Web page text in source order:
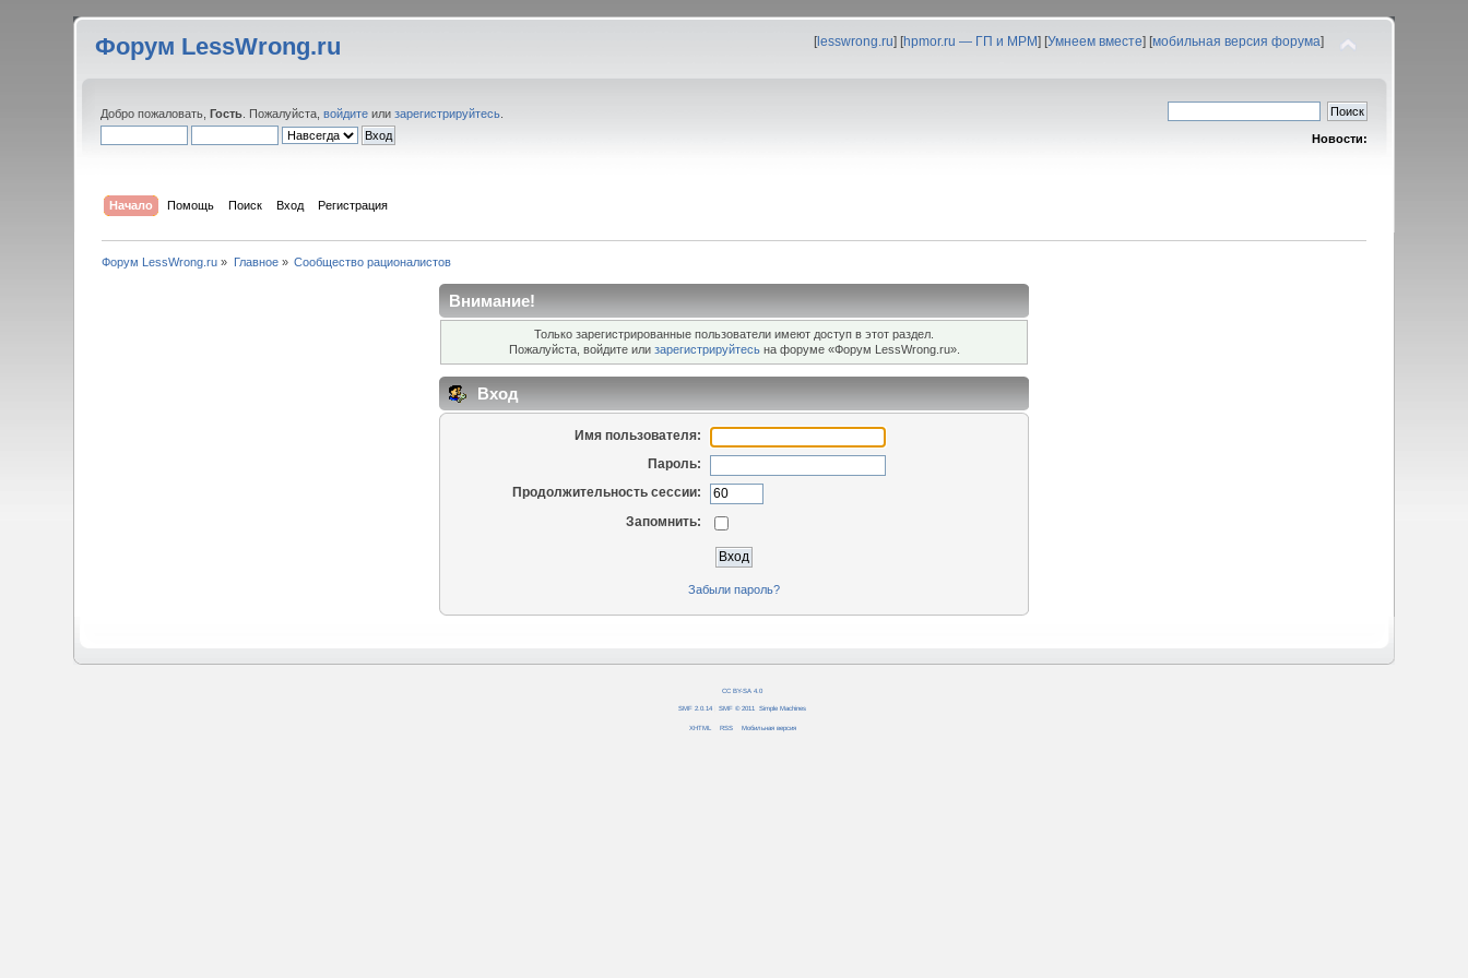
Форум LessWrong.ru [lesswrong.ru] [hpmor.ru — ГП и МРМ] [Умнеем вместе] [мобильная версия форума]
Добро пожаловать,Гость . Пожалуйста,войдите илизарегистрируйтесь
Новости:
Начало Помощь Поиск Вход Регистрация
Форум LessWrong.ru » Главное» Сообщество рационалистов
Внимание!
Только зарегистрированные пользователи имеют доступ в этот раздел.
Пожалуйста, войдите или зарегистрируйтесьна форуме «Форум LessWrong.ru».
Вход
Имя пользователя:
Пароль:
Продолжительность сессии:
Запомнить:
Забыли пароль?
CC BY-SA 4.0
SMF 2.0.14 SMF © 2011 Simple Machines
XHTML RSS Мобильная версия